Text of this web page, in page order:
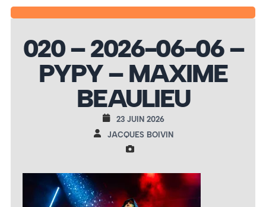
020 – 2026-06-06 –
PYPY – MAXIME
BEAULIEU
23 JUIN 2026
JACQUES BOIVIN